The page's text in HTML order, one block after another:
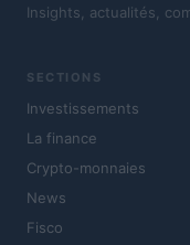
Insights, actualités,
SECTIONS
Investissements
La finance
Crypto-monnaies
News
Fisco